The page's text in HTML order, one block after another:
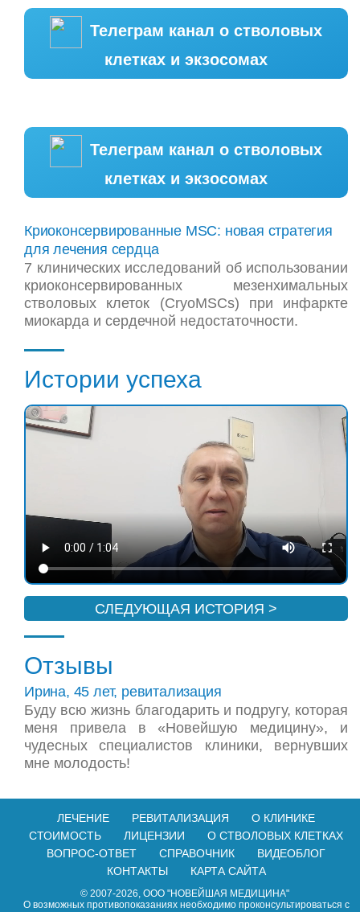
Телеграм канал о стволовых
клетках и экзосомах
Криоконсервированные MSC: новая стратегия
для лечения сердца
7 клинических исследований об использовании
криоконсервированных мезенхимальных
стволовых клеток (CryoMSCs) при инфаркте
миокарда и сердечной недостаточности.
Истории успеха
СЛЕДУЮЩАЯ ИСТОРИЯ >
Отзывы
Ирина, 45 лет, ревитализация
Буду всю жизнь благодарить и подругу, которая
меня привела в «Новейшую медицину», и
чудесных специалистов клиники, вернувших
мне молодость!
Телеграм канал о стволовых
клетках и экзосомах
ЛЕЧЕНИЕ РЕВИТАЛИЗАЦИЯ
О КЛИНИКЕ
СТОИМОСТЬ
ЛИЦЕНЗИИ
О СТВОЛОВЫХ КЛЕТКАХ
ВОПРОС-ОТВЕТ
СПРАВОЧНИК
ВИДЕОБЛОГ
КОНТАКТЫ
КАРТА САЙТА
© 2007-2026, ООО "НОВЕЙШАЯ МЕДИЦИНА"
О возможных противопоказаниях необходимо проконсультироваться с